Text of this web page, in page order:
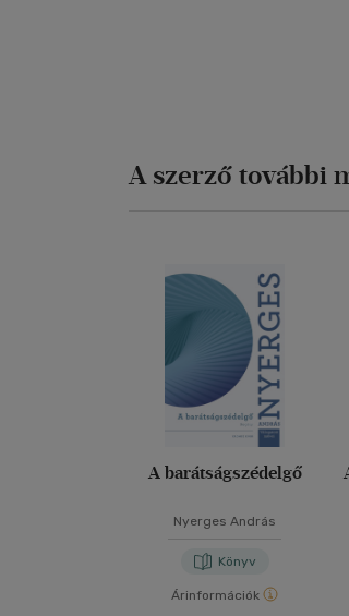
A szerző további
A barátságszédelgő
Nyerges András
Könyv
Árinformációk